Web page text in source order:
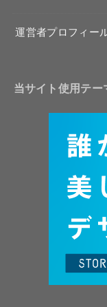
運営者プロフィー
当サイト使用テー